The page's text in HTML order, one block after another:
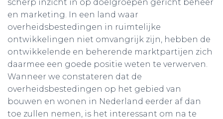
scherp inzicht in op doelgroepen gericht beheer
en marketing. In een land waar
overheidsbestedingen in ruimtelijke
ontwikkelingen niet omvangrijk zijn, hebben de
ontwikkelende en beherende marktpartijen zich
daarmee een goede positie weten te verwerven.
Wanneer we constateren dat de
overheidsbestedingen op het gebied van
bouwen en wonen in Nederland eerder af dan
toe zullen nemen, is het interessant om na te